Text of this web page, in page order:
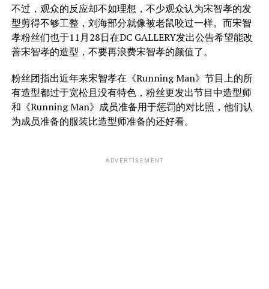
不过，观众的反应却不如理想，不少观众认为宋智孝的发
型剪得不够工整，刘海部分就像被老鼠咬过一样。而宋智
孝粉丝们也于11月28日在DC GALLERY发出公告希望能改
善宋智孝的造型，不要再浪费宋智孝的颜值了。
粉丝团指出近年来宋智孝在《Running Man》节目上的所
有造型都过于宽松且没有特色，粉丝更发出节目中造型师
和《Running Man》成员准备用于惩罚的对比照，他们认
为成员准备的服装比造型师准备的还好看。
ADVERTISEMENT